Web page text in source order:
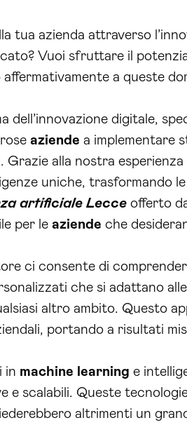
tua azienda attraverso
Vuoi sfruttare il
a queste
dell’innovazione digitale,
aziende a implementare
alla nostra
uniche, trasformando
artificiale Lecce offerto
per le aziende che
ci consente di
che si adattano
altro ambito. Questo
portando a risultati
in machine learning e
e scalabili. Queste
altrimenti un